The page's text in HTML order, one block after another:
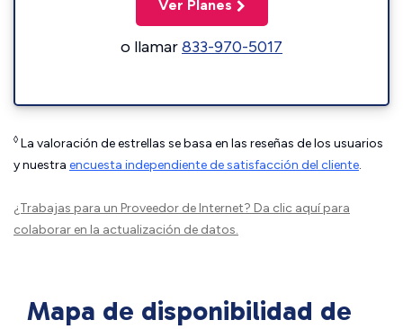
Ver Planes
o llamar833-970-5017
◊ La valoración de estrellas se basa en las reseñas de los usuarios
y nuestra encuesta independiente de satisfacción del cliente.
¿Trabajas para un Proveedor de Internet? Da clic aquípara
colaborar en la actualización de datos.
Mapa de disponibilidad de